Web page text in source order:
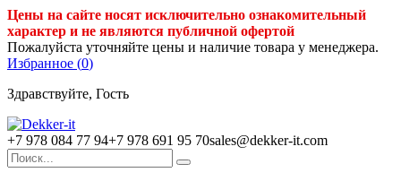
Цены на сайте носят исключительно ознакомительный
характер и не являются публичной офертой
Пожалуйста уточняйте цены и наличие товара у менеджера.
Избранное (0)
Здравствуйте, Гость
+7 978 084 77 94+7 978 691 95 70sales@dekker-it.com